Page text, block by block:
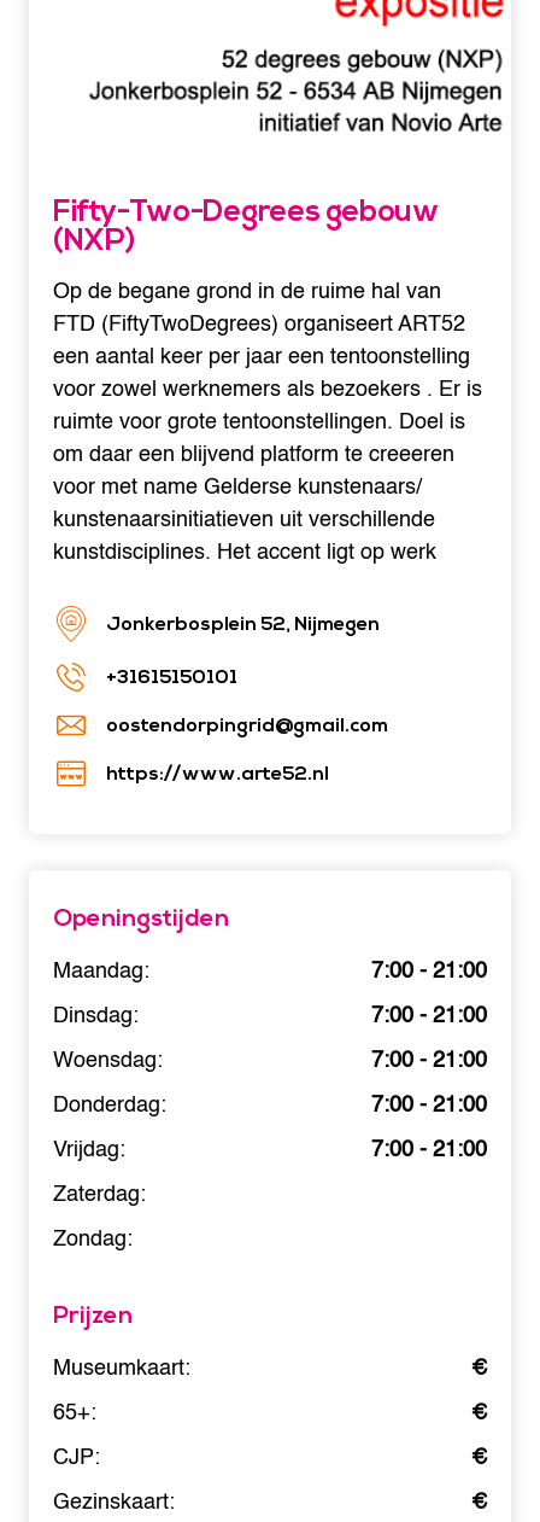
Fifty-Two-Degrees gebouw
(NXP)
Op de begane grond in de ruime hal van
FTD (FiftyTwoDegrees) organiseert ART52
een aantal keer per jaar een tentoonstelling
voor zowel werknemers als bezoekers . Er is
ruimte voor grote tentoonstellingen. Doel is
om daar een blijvend platform te creeeren
voor met name Gelderse kunstenaars/
kunstenaarsinitiatieven uit verschillende
kunstdisciplines. Het accent ligt op werk
Jonkerbosplein 52, Nijmegen
+31615150101
oostendorpingrid@gmail.com
https://www.arte52.nl
Openingstijden
Maandag:
7:00 - 21:00
Dinsdag:
7:00 - 21:00
Woensdag:
7:00 - 21:00
Donderdag:
7:00 - 21:00
Vrijdag:
7:00 - 21:00
Zaterdag:
Zondag:
Prijzen
Museumkaart:
€
65+:
€
CJP:
€
Gezinskaart:
€